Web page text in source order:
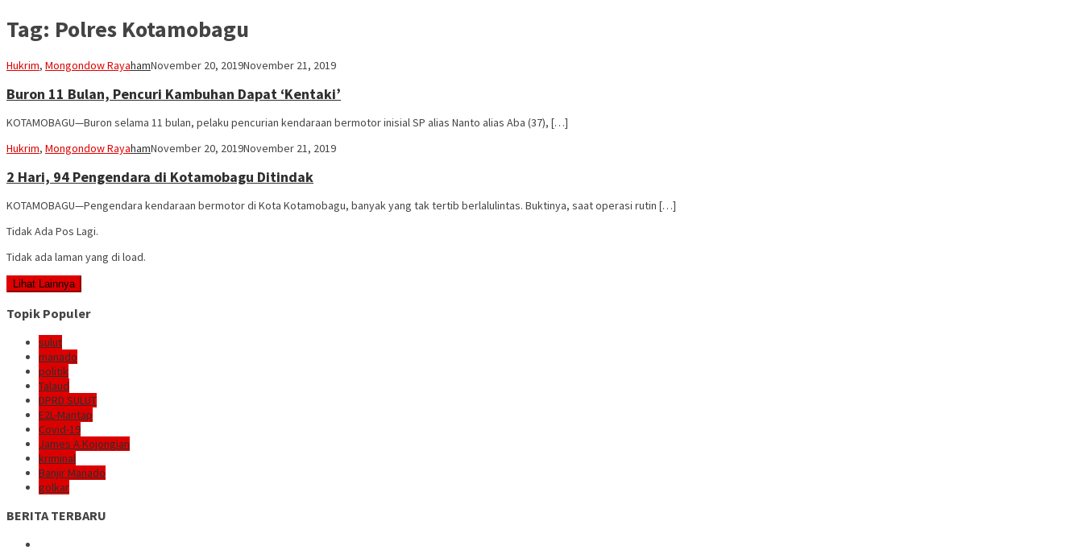
Tag: Polres Kotamobagu
Hukrim, Mongondow RayahamNovember 20, 2019November 21, 2019
Buron 11 Bulan, Pencuri Kambuhan Dapat ‘Kentaki’
KOTAMOBAGU—Buron selama 11 bulan, pelaku pencurian kendaraan bermotor inisial SP alias Nanto alias Aba (37), […]
Hukrim, Mongondow RayahamNovember 20, 2019November 21, 2019
2 Hari, 94 Pengendara di Kotamobagu Ditindak
KOTAMOBAGU—Pengendara kendaraan bermotor di Kota Kotamobagu, banyak yang tak tertib berlalulintas. Buktinya, saat operasi rutin […]
Tidak Ada Pos Lagi.
Tidak ada laman yang di load.
Lihat Lainnya
Topik Populer
sulut
manado
politik
Talaud
DPRD SULUT
E2L-Mantap
Covid-19
James A Kojongian
kriminal
Banjir Manado
golkar
BERITA TERBARU